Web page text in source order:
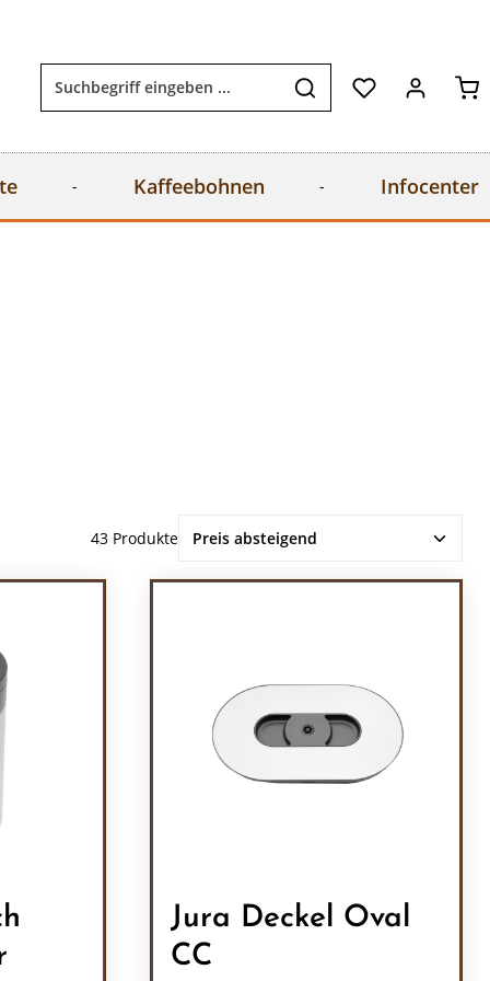
Kaffeebohnen Infocenter
43 Produkte
Jura Deckel Oval
CC